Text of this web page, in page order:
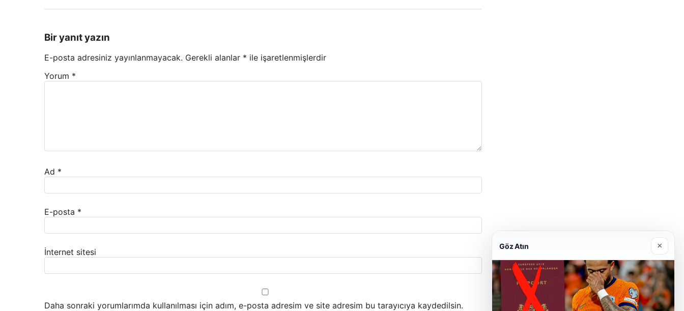
Bir yanıt yazın
E-posta adresiniz yayınlanmayacak. Gerekli alanlar * ile işaretlenmişlerdir
Yorum *
Ad *
E-posta *
İnternet sitesi
Daha sonraki yorumlarımda kullanılması için adım, e-posta adresim ve site adresim bu tarayıcıya kaydedilsin.
Göz Atın ×